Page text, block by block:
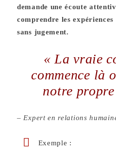
demande une écoute
comprendre les
sans jugement.
« La vraie
commence là
notre
– Expert en relations
Exemple :